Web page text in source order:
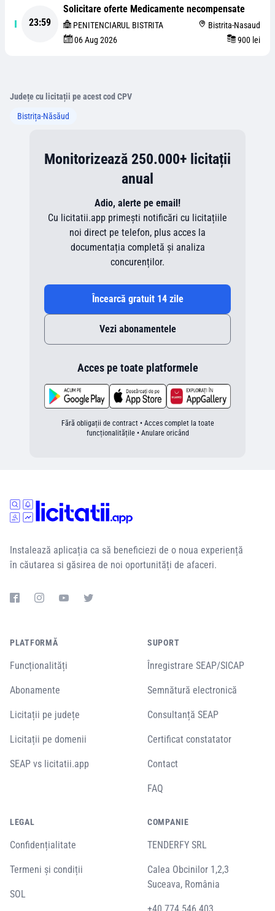
23:59
Solicitare oferte Medicamente necompensate
PENITENCIARUL BISTRITA
Bistrita-Nasaud
06 Aug 2026
900 lei
Județe cu licitații pe acest cod CPV
Bistrița-Năsăud
Monitorizează 250.000+ licitații
anual
Adio, alerte pe email!
Cu licitatii.app primești notificări cu licitațiile
noi direct pe telefon, plus acces la
documentația completă și analiza
concurenților.
Încearcă gratuit 14 zile
Vezi abonamentele
Acces pe toate platformele
Fără obligații de contract • Acces complet la toate
funcționalitățile • Anulare oricând
Instalează aplicația ca să beneficiezi de o noua experiență
în căutarea si găsirea de noi oportunități de afaceri.
PLATFORMĂ
Funcționalități
Abonamente
Licitații pe județe
Licitații pe domenii
SEAP vs licitatii.app
SUPORT
Înregistrare SEAP/SICAP
Semnătură electronică
Consultanță SEAP
Certificat constatator
Contact
FAQ
LEGAL
Confidențialitate
Termeni și condiții
SOL
COMPANIE
TENDERFY SRL
Calea Obcinilor 1,2,3
Suceava, România